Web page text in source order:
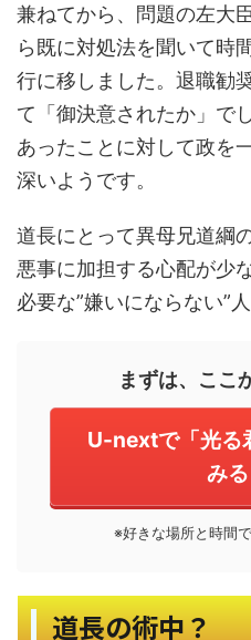
兼ねてから、問題の左大
ら既に対処法を聞いて時
行に移しました。退職勧
て「御決意されたか」で
あったことに対して政を
深いようです。
道長にとって異母兄道綱
悪事に加担する心配が少
必要な”嫌いにならない”
まずは、ここ
U-nextで「光る
みる
※好きな場所と時間
道長の術中？